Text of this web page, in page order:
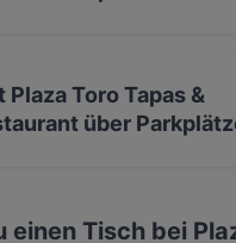
liebevolle Optik
Zauber aus Andalusien
ein ganz heißer Tipp.
Toro Tapas &
über
einen Tisch bei